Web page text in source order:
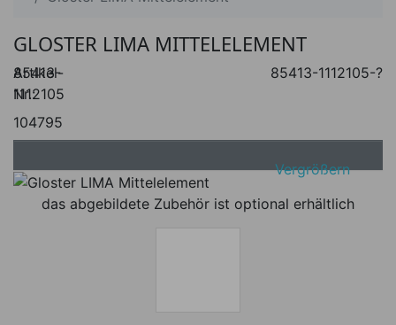
GLOSTER LIMA MITTELELEMENT
Artikel-
Nr.:
104795
85413-
1112105
85413-1112105-?
Vergrößern
das abgebildete Zubehör ist optional erhältlich